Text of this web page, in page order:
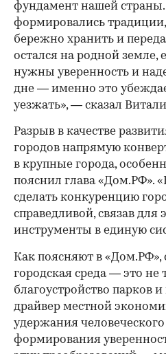
фундамент нашей страны.
формировались
бережно хранить и
остался на родной земле,
нужны уверенность и
дне — именно это
уезжать», — сказал
Разрыв в качестве
городов напрямую
в крупные города,
пояснил глава «Дом.РФ».
сделать конкуренцию
справедливой, связав для
инструменты в единую
Как поясняют в «Дом.РФ»,
городская среда — это не
благоустройство парков
драйвер местной
удержания
формирования